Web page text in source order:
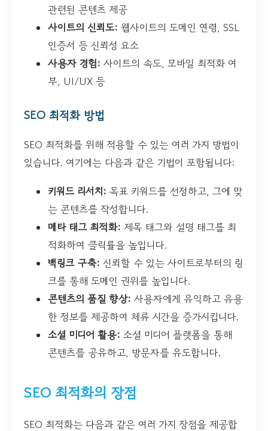
관련된 콘텐츠 제공
사이트의 신뢰도: 웹사이트의 도메인 연령, SSL
인증서 등 신뢰성 요소
사용자 경험: 사이트의 속도, 모바일 최적화 여
부, UI/UX 등
SEO 최적화 방법
SEO 최적화를 위해 적용할 수 있는 여러 가지 방법이
있습니다. 여기에는 다음과 같은 기법이 포함됩니다:
키워드 리서치: 목표 키워드를 선정하고, 그에 맞
는 콘텐츠를 작성합니다.
메타 태그 최적화: 제목 태그와 설명 태그를 최
적화하여 클릭률을 높입니다.
백링크 구축: 신뢰할 수 있는 사이트로부터의 링
크를 통해 도메인 권위를 높입니다.
콘텐츠의 품질 향상: 사용자에게 유익하고 유용
한 정보를 제공하여 체류 시간을 증가시킵니다.
소셜 미디어 활용: 소셜 미디어 플랫폼을 통해
콘텐츠를 공유하고, 방문자를 유도합니다.
SEO 최적화의 장점
SEO 최적화는 다음과 같은 여러 가지 장점을 제공합